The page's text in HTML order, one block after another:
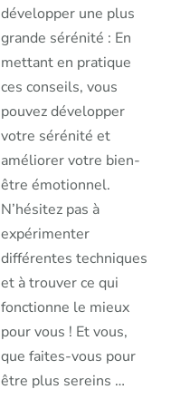
développer une plus
grande sérénité : En
mettant en pratique
ces conseils, vous
pouvez développer
votre sérénité et
améliorer votre bien-
être émotionnel.
N’hésitez pas à
expérimenter
différentes techniques
et à trouver ce qui
fonctionne le mieux
pour vous ! Et vous,
que faites-vous pour
être plus sereins …